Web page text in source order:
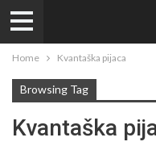
Home Kvantaška pijaca
Browsing Tag
Kvantaška